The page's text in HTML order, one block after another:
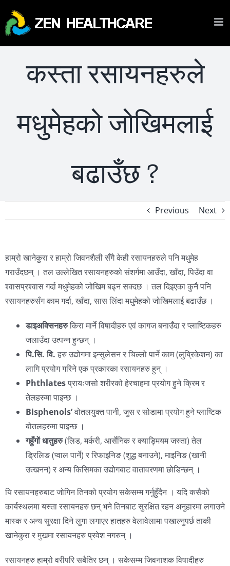
to
content
कस्ता रसायनहरुले
मधुमेहको जोखिमलाई
बढाउँछ ?
Previous Next
हाम्रो खानेकुरा र हाम्रो जिवनशैली सँगै केही रसायनहरुले पनि मधुमेह
गराउँदछन् । तल उल्लेखित रसायनहरुको संशर्गमा आउँदा, खाँदा, पिउँदा वा
श्वासप्रश्वास गर्दा मधुमेहको जोखिम बढ्न सक्दछ । तल दिइएका कुनै पनि
रसायनहरुसँग काम गर्दा, खाँदा, सास लिंदा मधुमेहको जोखिमलाई बढाउँछ ।
डाइअक्सिनहरुकिरा मार्ने विषादीहरु एवं कागज बनाउँदा र प्लाष्टिकहरु
जलाउँदा उत्पन्न हुन्छन् ।
पि.सि. वि. हरु उद्योगमा इन्सुलेसन र चिल्लो पार्ने काम (लुब्रिकेशन) का
लागि प्रयोग गरिने एक प्रकारका रसायनहरु हुन् ।
Phthlatesप्रायःजसो शरीरको हेरचाहमा प्रयोग हुने क्रिम र
तेलहरुमा पाइन्छ ।
Bisphenols’वोतलयुक्त पानी, जुस र सोडामा प्रयोग हुने प्लाष्टिक
बोतलहरुमा पाइन्छ ।
गहुँगों धातुहरु(लिड, मर्करी, आर्सेनिक र क्याड्मियम जस्ता) तेल
ड्रिलिङ (प्वाल पार्ने) र रिफाइनिङ (शुद्ध बनाउने), माइनिङ (खानी
उत्खनन) र अन्य किसिमका उद्योगबाट वातावरणमा छोडिन्छन् ।
यि रसायनहरुबाट जोगिन तिनको प्रयोग सकेसम्म गर्नुहुँदैन । यदि कसैको
कार्यस्थलमा यस्ता रसायनहरु छन् भने तिनबाट सुरक्षित रहन अनुहारमा लगाउने
मास्क र अन्य सुरक्षा दिने लुगा लगाएर हातहरु वेलावेलामा पखाल्नुपर्छ ताकी
खानेकुरा र मुखमा रसायनहरु प्रवेश नगरुन् ।
रसायनहरु हाम्रो वरीपरि सबैतिर छन् । सकेसम्म जिवनाशक विषादीहरु